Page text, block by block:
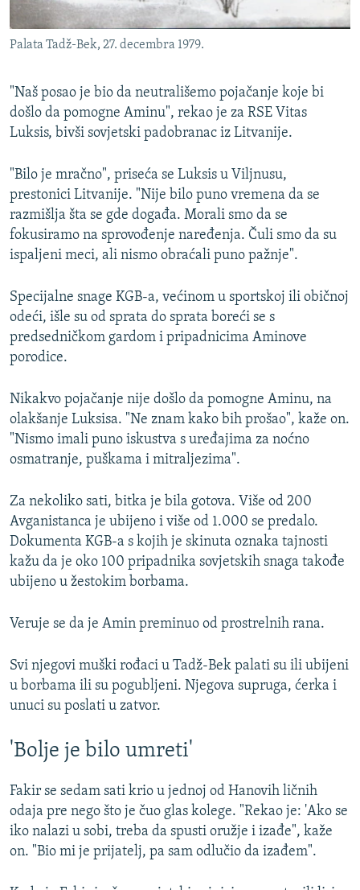
Palata Tadž-Bek, 27. decembra 1979.
"Naš posao je bio da neutrališemo pojačanje koje bi
došlo da pomogne Aminu", rekao je za RSE Vitas
Luksis, bivši sovjetski padobranac iz Litvanije.
"Bilo je mračno", priseća se Luksis u Viljnusu,
prestonici Litvanije. "Nije bilo puno vremena da se
razmišlja šta se gde događa. Morali smo da se
fokusiramo na sprovođenje naređenja. Čuli smo da su
ispaljeni meci, ali nismo obraćali puno pažnje".
Specijalne snage KGB-a, većinom u sportskoj ili običnoj
odeći, išle su od sprata do sprata boreći se s
predsedničkom gardom i pripadnicima Aminove
porodice.
Nikakvo pojačanje nije došlo da pomogne Aminu, na
olakšanje Luksisa. "Ne znam kako bih prošao", kaže on.
"Nismo imali puno iskustva s uređajima za noćno
osmatranje, puškama i mitraljezima".
Za nekoliko sati, bitka je bila gotova. Više od 200
Avganistanca je ubijeno i više od 1.000 se predalo.
Dokumenta KGB-a s kojih je skinuta oznaka tajnosti
kažu da je oko 100 pripadnika sovjetskih snaga takođe
ubijeno u žestokim borbama.
Veruje se da je Amin preminuo od prostrelnih rana.
Svi njegovi muški rođaci u Tadž-Bek palati su ili ubijeni
u borbama ili su pogubljeni. Njegova supruga, ćerka i
unuci su poslati u zatvor.
'Bolje je bilo umreti'
Fakir se sedam sati krio u jednoj od Hanovih ličnih
odaja pre nego što je čuo glas kolege. "Rekao je: 'Ako se
iko nalazi u sobi, treba da spusti oružje i izađe", kaže
on. "Bio mi je prijatelj, pa sam odlučio da izađem".